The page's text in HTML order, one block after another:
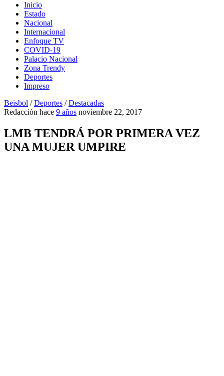
Inicio
Estado
Nacional
Internacional
Enfoque TV
COVID-19
Palacio Nacional
Zona Trendy
Deportes
Impreso
Beisbol /Deportes /Destacadas
Redacción hace 9 años noviembre 22, 2017
LMB TENDRÁ POR PRIMERA VEZ
UNA MUJER UMPIRE